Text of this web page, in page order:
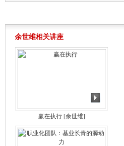
余世维相关讲座
赢在执行[余世维]